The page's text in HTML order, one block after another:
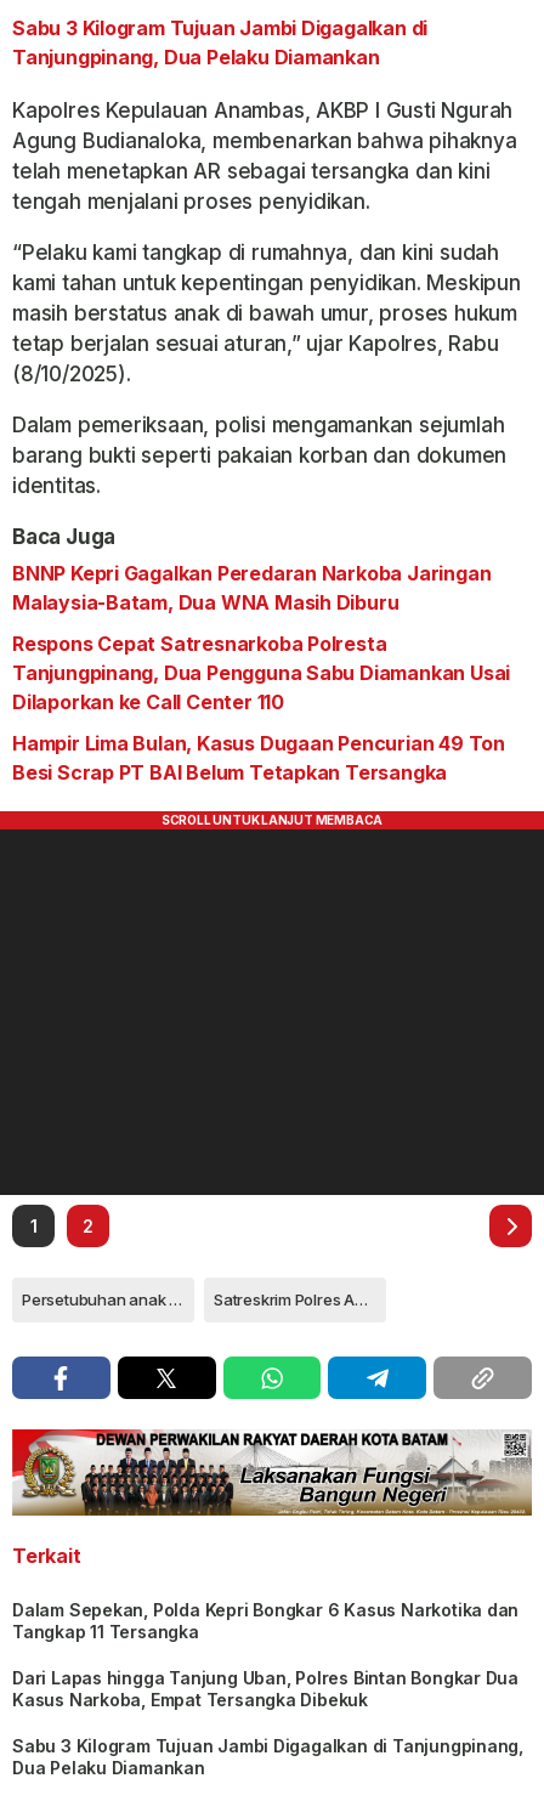
Sabu 3 Kilogram Tujuan Jambi Digagalkan di
Tanjungpinang, Dua Pelaku Diamankan
Kapolres Kepulauan Anambas, AKBP I Gusti Ngurah
Agung Budianaloka, membenarkan bahwa pihaknya
telah menetapkan AR sebagai tersangka dan kini
tengah menjalani proses penyidikan.
“Pelaku kami tangkap di rumahnya, dan kini sudah
kami tahan untuk kepentingan penyidikan. Meskipun
masih berstatus anak di bawah umur, proses hukum
tetap berjalan sesuai aturan,” ujar Kapolres, Rabu
(8/10/2025).
Dalam pemeriksaan, polisi mengamankan sejumlah
barang bukti seperti pakaian korban dan dokumen
identitas.
Baca Juga
BNNP Kepri Gagalkan Peredaran Narkoba Jaringan
Malaysia-Batam, Dua WNA Masih Diburu
Respons Cepat Satresnarkoba Polresta
Tanjungpinang, Dua Pengguna Sabu Diamankan Usai
Dilaporkan ke Call Center 110
Hampir Lima Bulan, Kasus Dugaan Pencurian 49 Ton
Besi Scrap PT BAI Belum Tetapkan Tersangka
1 2
Persetubuhan anak dibawah umur Satreskrim Polres Anambas
Terkait
Dalam Sepekan, Polda Kepri Bongkar 6 Kasus Narkotika dan
Tangkap 11 Tersangka
Dari Lapas hingga Tanjung Uban, Polres Bintan Bongkar Dua
Kasus Narkoba, Empat Tersangka Dibekuk
Sabu 3 Kilogram Tujuan Jambi Digagalkan di Tanjungpinang,
Dua Pelaku Diamankan